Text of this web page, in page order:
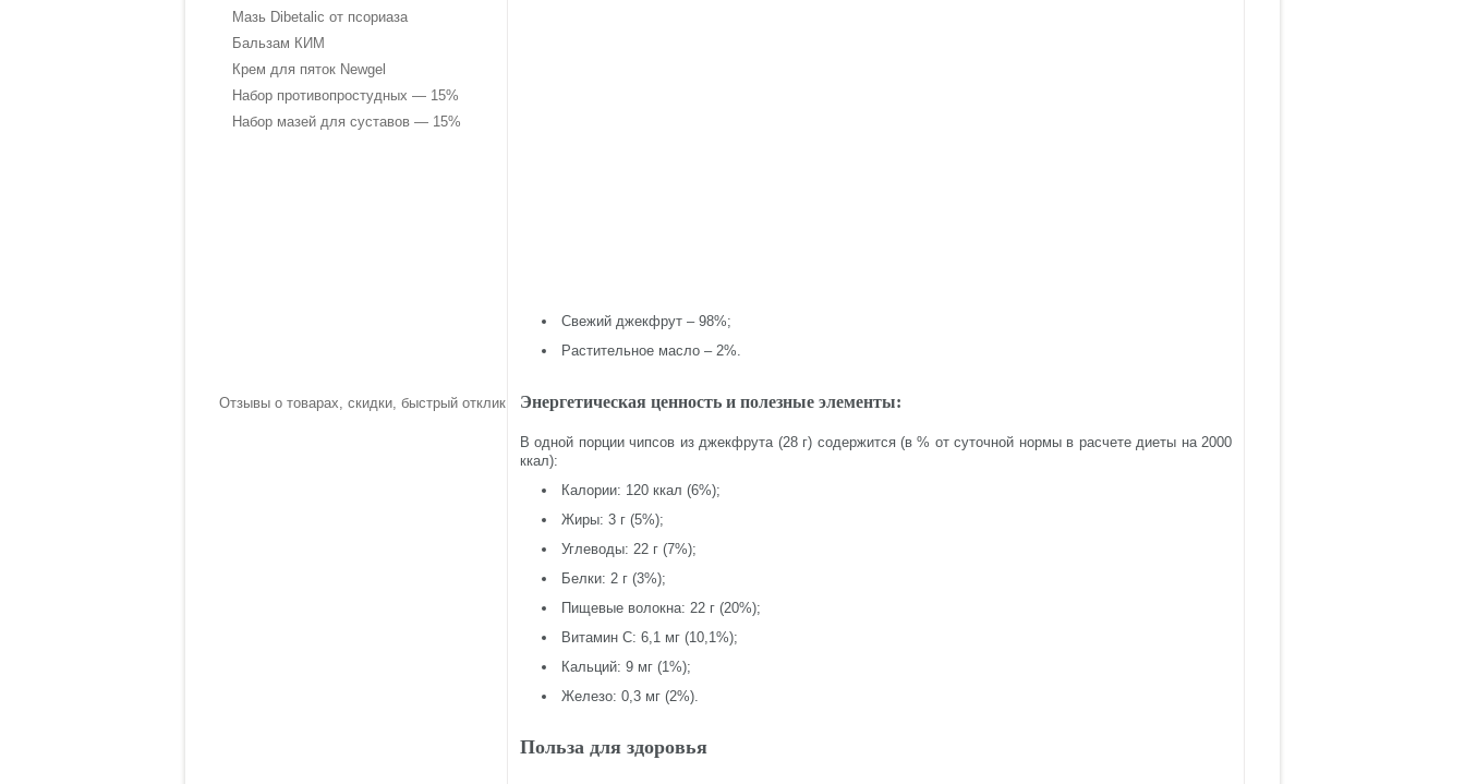
Мазь Dibetalic от псориаза
Бальзам КИМ
Крем для пяток Newgel
Набор противопростудных — 15%
Набор мазей для суставов — 15%
Отзывы о товарах, скидки, быстрый отклик!
Свежий джекфрут – 98%;
Растительное масло – 2%.
Энергетическая ценность и полезные элементы:
В одной порции чипсов из джекфрута (28 г) содержится (в % от суточной нормы в расчете диеты на 2000
ккал):
Калории: 120 ккал (6%);
Жиры: 3 г (5%);
Углеводы: 22 г (7%);
Белки: 2 г (3%);
Пищевые волокна: 22 г (20%);
Витамин C: 6,1 мг (10,1%);
Кальций: 9 мг (1%);
Железо: 0,3 мг (2%).
Польза для здоровья